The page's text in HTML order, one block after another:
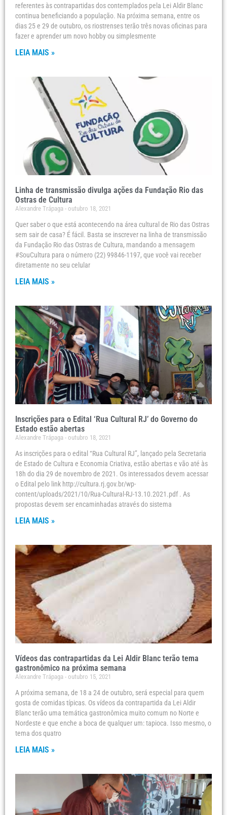
referentes às contrapartidas dos contemplados pela Lei Aldir Blanc
continua beneficiando a população. Na próxima semana, entre os
dias 25 e 29 de outubro, os riostrenses terão três novas oficinas para
fazer e aprender um novo hobby ou simplesmente
LEIA MAIS »
Linha de transmissão divulga ações da Fundação Rio das
Ostras de Cultura
Alexandre Trápaga outubro 18, 2021
Quer saber o que está acontecendo na área cultural de Rio das Ostras
sem sair de casa? É fácil. Basta se inscrever na linha de transmissão
da Fundação Rio das Ostras de Cultura, mandando a mensagem
#SouCultura para o número (22) 99846-1197, que você vai receber
diretamente no seu celular
LEIA MAIS »
Inscrições para o Edital ‘Rua Cultural RJ’ do Governo do
Estado estão abertas
Alexandre Trápaga outubro 18, 2021
As inscrições para o edital “Rua Cultural RJ”, lançado pela Secretaria
de Estado de Cultura e Economia Criativa, estão abertas e vão até às
18h do dia 29 de novembro de 2021. Os interessados devem acessar
o Edital pelo link http://cultura.rj.gov.br/wp-
content/uploads/2021/10/Rua-Cultural-RJ-13.10.2021.pdf . As
propostas devem ser encaminhadas através do sistema
LEIA MAIS »
Vídeos das contrapartidas da Lei Aldir Blanc terão tema
gastronômico na próxima semana
Alexandre Trápaga outubro 15, 2021
A próxima semana, de 18 a 24 de outubro, será especial para quem
gosta de comidas típicas. Os vídeos da contrapartida da Lei Aldir
Blanc terão uma temática gastronômica muito comum no Norte e
Nordeste e que enche a boca de qualquer um: tapioca. Isso mesmo, o
tema dos quatro
LEIA MAIS »